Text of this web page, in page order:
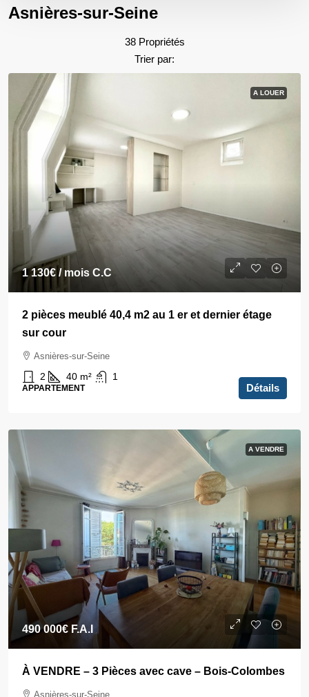
Asnières-sur-Seine
38 Propriétés
Trier par:
A LOUER
1 130€ / mois C.C
2 pièces meublé 40,4 m2 au 1 er et dernier étage
sur cour
Asnières-sur-Seine
2 40 m² 1
APPARTEMENT Détails
A VENDRE
490 000€ F.A.I
À VENDRE – 3 Pièces avec cave – Bois-Colombes
Asnières-sur-Seine